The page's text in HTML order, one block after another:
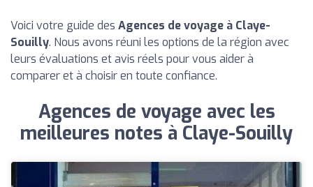
Voici votre guide des Agences de voyage à Claye-
Souilly. Nous avons réuni les options de la région avec
leurs évaluations et avis réels pour vous aider à
comparer et à choisir en toute confiance.
Agences de voyage avec les
meilleures notes à Claye-Souilly